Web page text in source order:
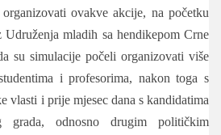
ovakve akcije, na početku
mladih sa hendikepom Crne
su simulacije počeli organizovati više
i profesorima, nakon toga s
vlasti i prije mjesec dana s kandidatima
grada, odnosno drugim političkim